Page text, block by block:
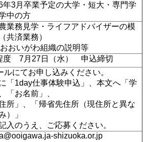
3月卒業予定の大学・短大・専門学
中の方
業務見学・ライフアドバイザーの模
共済業務）
おいがわ組織の説明等
度 7月27日（水） 申込締切
にてお申し込みください。
「1day仕事体験申込」、本文へ「学
「お名前」、
所」、「帰省先住所（現住所と異な
）」
入のうえ、ご応募ください。
shizuoka.or.jp